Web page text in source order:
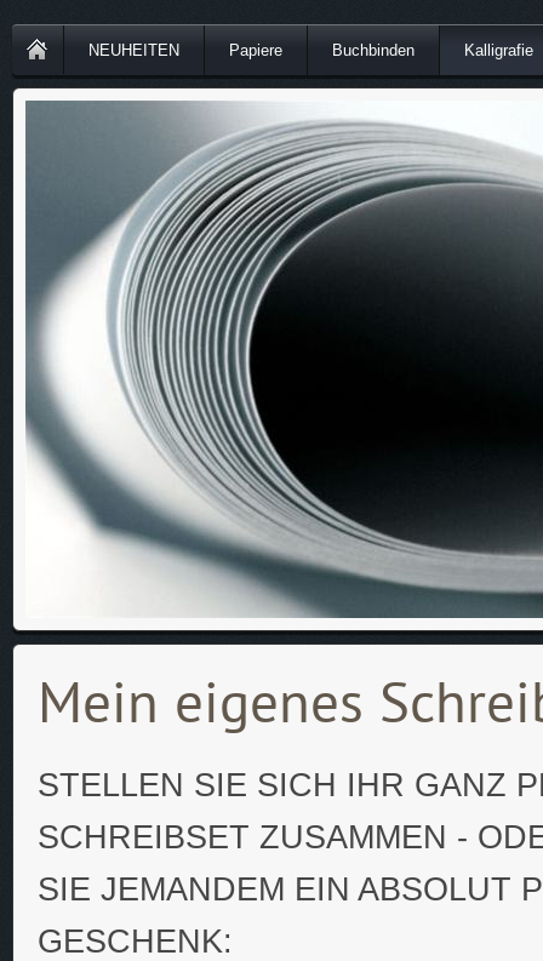
NEUHEITEN Papiere Buchbinden Kalligrafie
Mein eigenes
STELLEN SIE SICH IHR GANZ
SCHREIBSET ZUSAMMEN -
SIE JEMANDEM EIN ABSOLUT
GESCHENK: